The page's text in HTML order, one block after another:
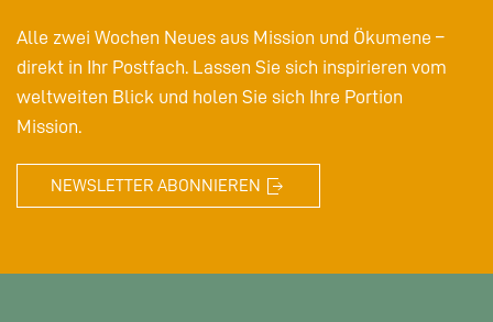
Alle zwei Wochen Neues aus Mission und Ökumene –
direkt in Ihr Postfach. Lassen Sie sich inspirieren vom
weltweiten Blick und holen Sie sich Ihre Portion
Mission.
NEWSLETTER ABONNIEREN